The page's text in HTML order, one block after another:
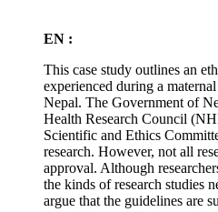
EN :
This case study outlines an
experienced during a
Nepal. The Government of
Health Research Council
Scientific and Ethics
research. However, not all
approval. Although
the kinds of research studies
argue that the guidelines are